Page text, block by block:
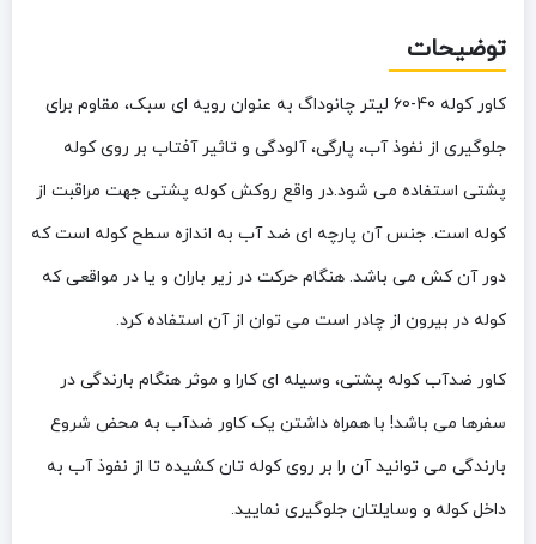
توضیحات
کاور کوله 40-60 لیتر چانوداگ به عنوان رویه ای سبک، مقاوم برای
جلوگیری از نفوذ آب، پارگی، آلودگی و تاثیر آفتاب بر روی کوله
پشتی استفاده می شود.در واقع روکش کوله پشتی جهت مراقبت از
کوله است. جنس آن پارچه ای ضد آب به اندازه سطح کوله است که
دور آن کش می باشد. هنگام حرکت در زیر باران و یا در مواقعی که
کوله در بیرون از چادر است می توان از آن استفاده کرد.
کاور ضدآب کوله پشتی، وسیله ای کارا و موثر هنگام بارندگی در
سفرها می باشد! با همراه داشتن یک کاور ضدآب به محض شروع
بارندگی می توانید آن را بر روی کوله تان کشیده تا از نفوذ آب به
داخل کوله و وسایلتان جلوگیری نمایید.